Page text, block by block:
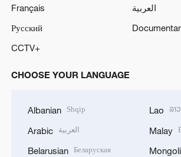
Français
العربية
Русский
CCTV+
CHOOSE YOUR LANGUAGE
Albanian Shqip
Arabic العربية
Belarusian Беларуская
Lao ລາວ
Malay